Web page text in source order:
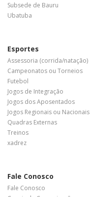
Subsede de Bauru
Ubatuba
Esportes
Assessoria (corrida/natação)
Campeonatos ou Torneios
Futebol
Jogos de Integração
Jogos dos Aposentados
Jogos Regionais ou Nacionais
Quadras Externas
Treinos
xadrez
Fale Conosco
Fale Conosco